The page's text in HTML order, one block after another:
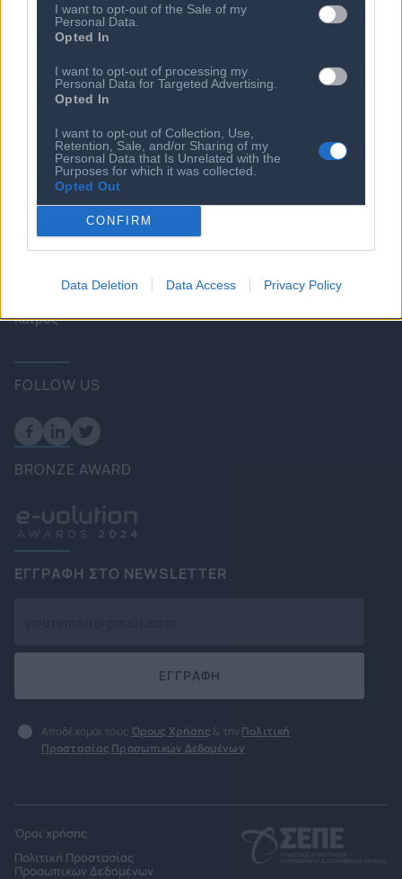
I want to opt-out of the Sale of my
Personal Data.
Opted In
I want to opt-out of processing my
Personal Data for Targeted Advertising.
Opted In
I want to opt-out of Collection, Use,
Retention, Sale, and/or Sharing of my
Personal Data that Is Unrelated with the
Purposes for which it was collected.
Opted Out
CONFIRM
Data Deletion Data Access Privacy Policy
Εκδηλώσεις
Διαβουλεύσεις
Ευκαιρίες Καριέρας
Διεθνών Οργανισμών
Έρευνες - Μελέτες
Οικονομία
Startups
Επικοινωνία
Πολιτική
Ενέργεια
Καιρός
FOLLOW US
BRONZE AWARD
ΕΓΓΡΑΦΗ ΣΤΟ NEWSLETTER
ΕΓΓΡΑΦΗ
Αποδέχομαι τους Όρους Χρήσης & την Πολιτική
Προστασίας Προσωπικών Δεδομένων
Όροι χρήσης
Πολιτική Προστασίας
Προσωπικών Δεδομένων